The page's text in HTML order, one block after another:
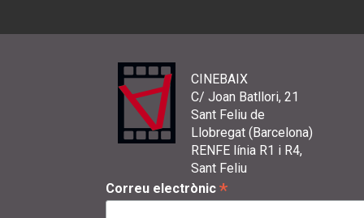
CINEBAIX
C/ Joan Batllori, 21
Sant Feliu de
Llobregat (Barcelona)
RENFE línia R1 i R4,
Sant Feliu
Correu electrònic *